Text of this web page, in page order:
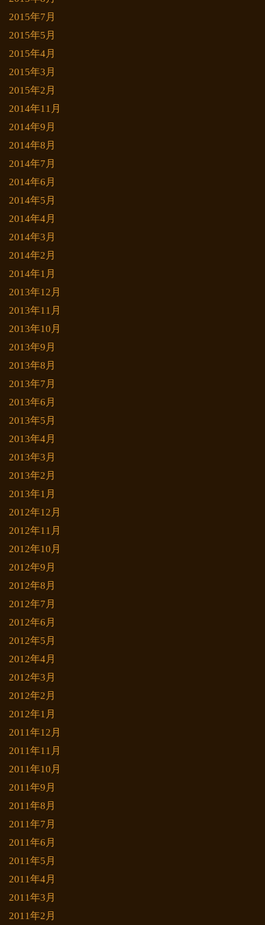
2015年7月
2015年5月
2015年4月
2015年3月
2015年2月
2014年11月
2014年9月
2014年8月
2014年7月
2014年6月
2014年5月
2014年4月
2014年3月
2014年2月
2014年1月
2013年12月
2013年11月
2013年10月
2013年9月
2013年8月
2013年7月
2013年6月
2013年5月
2013年4月
2013年3月
2013年2月
2013年1月
2012年12月
2012年11月
2012年10月
2012年9月
2012年8月
2012年7月
2012年6月
2012年5月
2012年4月
2012年3月
2012年2月
2012年1月
2011年12月
2011年11月
2011年10月
2011年9月
2011年8月
2011年7月
2011年6月
2011年5月
2011年4月
2011年3月
2011年2月